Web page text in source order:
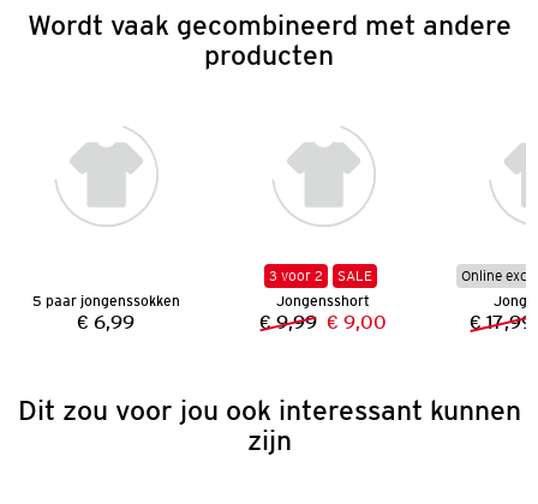
Wordt vaak gecombineerd met andere
producten
5 paar jongenssokken
Prijs:
€ 6,99
3 voor 2
SALE
Jongensshort
Vorige prijs:
€ 9,99 Nieuwe prijs:
€ 9,00
Online
€ 17,99
Dit zou voor jou ook interessant kunnen
zijn